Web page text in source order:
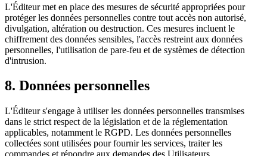
L'Éditeur met en place des mesures de sécurité appropriées pour
protéger les données personnelles contre tout accès non autorisé,
divulgation, altération ou destruction. Ces mesures incluent le
chiffrement des données sensibles, l'accès restreint aux données
personnelles, l'utilisation de pare-feu et de systèmes de détection
d'intrusion.
8. Données personnelles
L'Éditeur s'engage à utiliser les données personnelles transmises
dans le strict respect de la législation et de la réglementation
applicables, notamment le RGPD. Les données personnelles
collectées sont utilisées pour fournir les services, traiter les